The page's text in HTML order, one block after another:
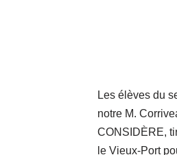
Les élèves du
notre M.
CONSIDÈRE,
le Vieux-Port